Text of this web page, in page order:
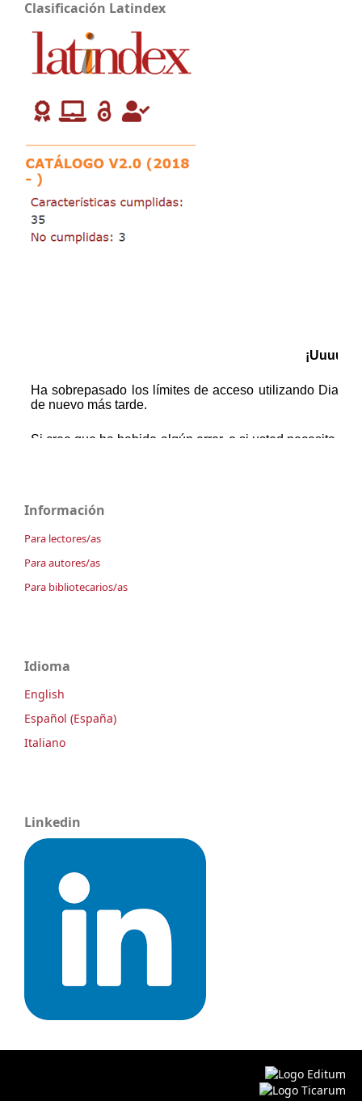
Clasificación Latindex
Información
Para lectores/as
Para autores/as
Para bibliotecarios/as
Idioma
English
Español (España)
Italiano
Linkedin